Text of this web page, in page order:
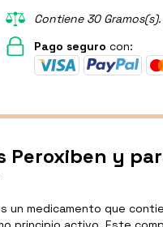
Contiene 30
Pago seguro con:
Peroxiben y
un medicamento que